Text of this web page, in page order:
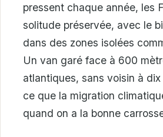
pressent chaque année, les
solitude préservée, avec le
dans des zones isolées
Un van garé face à 600
atlantiques, sans voisin à
ce que la migration
quand on a la bonne